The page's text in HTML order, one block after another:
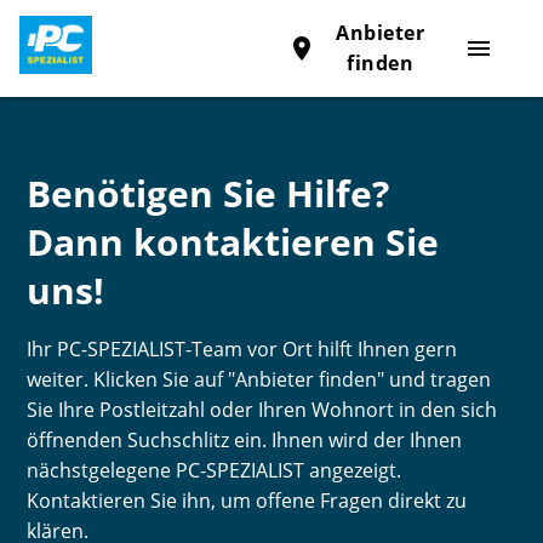
menu
place
Anbieter
finden
Benötigen Sie Hilfe?
Dann kontaktieren Sie
uns!
Ihr PC-SPEZIALIST-Team vor Ort hilft Ihnen gern
weiter. Klicken Sie auf "Anbieter finden" und tragen
Sie Ihre Postleitzahl oder Ihren Wohnort in den sich
öffnenden Suchschlitz ein. Ihnen wird der Ihnen
nächstgelegene PC-SPEZIALIST angezeigt.
Kontaktieren Sie ihn, um offene Fragen direkt zu
klären.